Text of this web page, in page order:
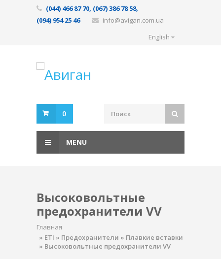
(044) 466 87 70, (067) 386 78 58,
(094) 954 25 46
info@avigan.com.ua
English
0
MENU
Высоковольтные
предохранители VV
Главная
» ETI » Предохранители » Плавкие вставки
» Высоковольтные предохранители VV